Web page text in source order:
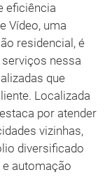
eficiência
Vídeo, uma
residencial, é
nessa
que
Localizada
por atender
vizinhas,
diversificado
automação